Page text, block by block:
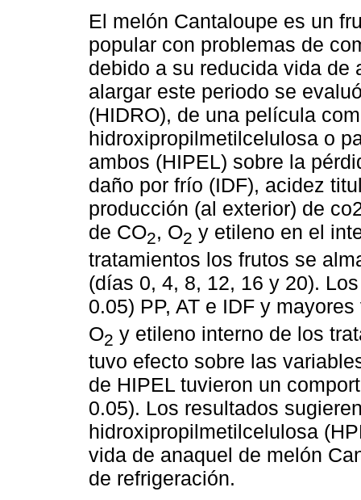
El melón Cantaloupe es un
popular con problemas de
debido a su reducida vida de
alargar este periodo se
(HIDRO), de una película
hidroxipropilmetilcelulosa o
ambos (HIPEL) sobre la
daño por frío (IDF), acidez
producción (al exterior) de
de CO2, O2 y etileno en el
tratamientos los frutos se
(días 0, 4, 8, 12, 16 y 20).
0.05) PP, AT e IDF y
O2 y etileno interno de los
tuvo efecto sobre las
de HIPEL tuvieron un
0.05). Los resultados
hidroxipropilmetilcelulosa
vida de anaquel de melón
de refrigeración.